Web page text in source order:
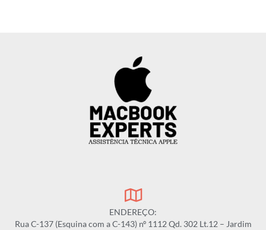
ENDEREÇO:
Rua C-137 (Esquina com a C-143) nº 1112 Qd. 302 Lt.12 – Jardim